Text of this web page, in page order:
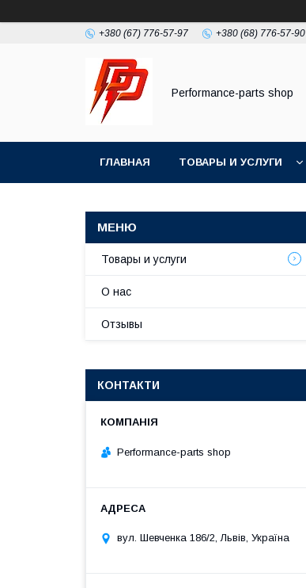
+380 (67) 776-57-97 +380 (68) 776-57-90
Performance-parts shop
ГЛАВНАЯ ТОВАРЫ И УСЛУГИ
Товары и услуги
О нас
Отзывы
КОНТАКТИ
Performance-parts shop
вул. Шевченка 186/2, Львів, Україна